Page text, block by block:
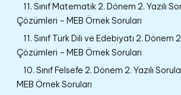
11. Sınıf Matematik 2. Dönem 2. Yazılı
Çözümleri – MEB Örnek Soruları
11. Sınıf Türk Dili ve Edebiyatı 2. Dönem
Çözümleri – MEB Örnek Soruları
10. Sınıf Felsefe 2. Dönem 2. Yazılı
MEB Örnek Soruları